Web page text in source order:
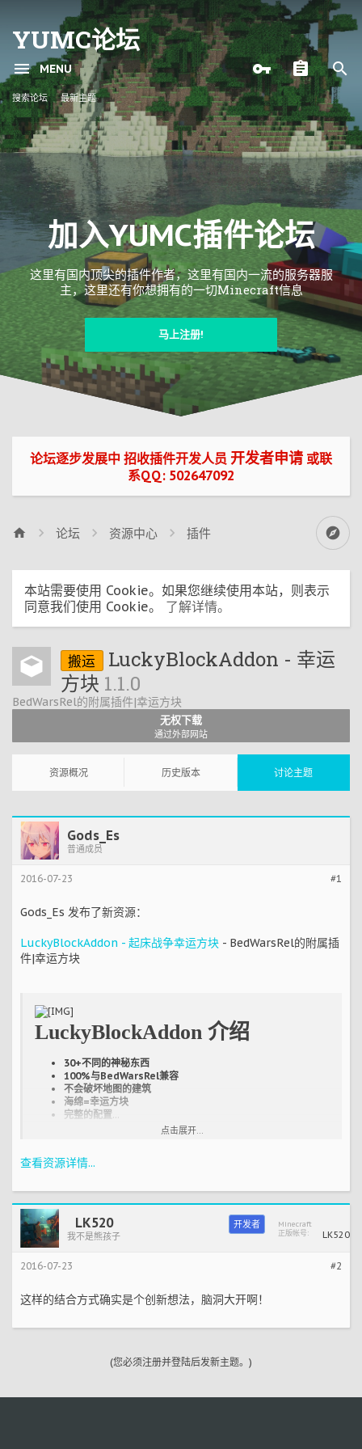
YUMC论坛
MENU
搜索论坛 最新主题
加入YUMC插件论坛
这里有国内顶尖的插件作者，这里有国内一流的服务器服
主，这里还有你想拥有的一切Minecraft信息
马上注册!
论坛逐步发展中 招收插件开发人员 开发者申请 或联
系QQ: 502647092
论坛 资源中心 插件
本站需要使用 Cookie。如果您继续使用本站，则表示
同意我们使用 Cookie。 了解详情。
无权下载
通过外部网站
搬运 LuckyBlockAddon - 幸运
方块 1.1.0
BedWarsRel的附属插件|幸运方块
资源概况 历史版本 讨论主题
Gods_Es
普通成员
#1
2016-07-23
Gods_Es 发布了新资源：
LuckyBlockAddon - 起床战争幸运方块 - BedWarsRel的附属插
件|幸运方块
LuckyBlockAddon 介绍
30+不同的神秘东西
100%与BedWarsRel兼容
不会破坏地图的建筑
海绵=幸运方块
完整的配置
点击展开...
查看资源详情...
LK520
我不是熊孩子
开发者
Minecraft
正版帐号:
LK520
#2
2016-07-23
这样的结合方式确实是个创新想法，脑洞大开啊！
(您必须注册并登陆后发新主题。)